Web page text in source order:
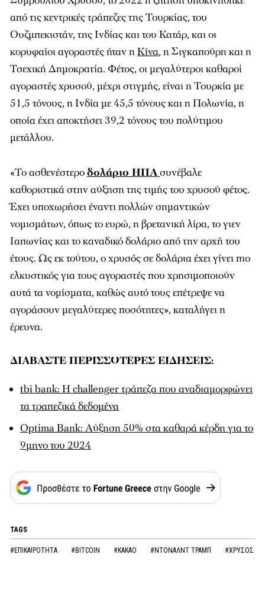
από τις κεντρικές τράπεζες της Τουρκίας, του
Ουζμπεκιστάν, της Ινδίας και του Κατάρ, και οι
κορυφαίοι αγοραστές ήταν ηΚίνα, η Σιγκαπούρη και η
Τσεχική Δημοκρατία. Φέτος, οι μεγαλύτεροι καθαροί
αγοραστές χρυσού, μέχρι στιγμής, είναι η Τουρκία με
51,5 τόνους, η Ινδία με 45,5 τόνους και η Πολωνία, η
οποία έχει αποκτήσει 39,2 τόνους του πολύτιμου
μετάλλου.
«Το ασθενέστεροδολάριο ΗΠΑσυνέβαλε
καθοριστικά στην αύξηση της τιμής του χρυσού φέτος.
Έχει υποχωρήσει έναντι πολλών σημαντικών
νομισμάτων, όπως το ευρώ, η βρετανική λίρα, το γιεν
Ιαπωνίας και το καναδικό δολάριο από την αρχή του
έτους. Ως εκ τούτου, ο χρυσός σε δολάρια έχει γίνει πιο
ελκυστικός για τους αγοραστές που χρησιμοποιούν
αυτά τα νομίσματα, καθώς αυτό τους επέτρεψε να
αγοράσουν μεγαλύτερες ποσότητες», καταλήγει η
έρευνα.
ΔΙΑΒΑΣΤΕ ΠΕΡΙΣΣΟΤΕΡΕΣ ΕΙΔΗΣΕΙΣ:
tbi bank: Η challenger τράπεζα που αναδιαμορφώνει
τα τραπεζικά δεδομένα
Optima Bank: Αύξηση 50% στα καθαρά κέρδη για το
9μηνο του 2024
TAGS
#ΕΠΙΚΑΙΡΟΤΗΤΑ #BITCOIN #ΚΑΚΑΟ #ΝΤΟΝΑΛΝΤ ΤΡΑΜΠ #ΧΡΥΣΟΣ